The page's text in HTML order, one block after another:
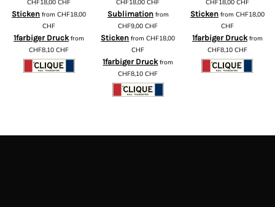
CHF18,00CHF
Sticken fromCHF18,00
CHF
1farbiger Druckfrom
CHF8,10CHF
CHF18,00CHF
Sublimationfrom
CHF9,00CHF
Sticken fromCHF18,00
CHF
1farbiger Druckfrom
CHF8,10CHF
CHF18,00 CHF
Stickenfrom CHF18,00
CHF
1farbiger Druckfrom
CHF8,10 CHF